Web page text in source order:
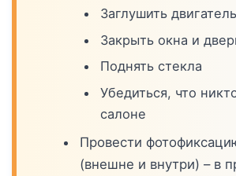
Заглушить двигатель
Закрыть окна и
Поднять стекла
Убедиться, что
салоне
Провести
(внешне и внутри) – в